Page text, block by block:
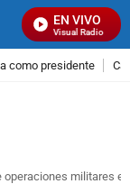
EN VIVO
Señal Visual Radio
como presidente
operaciones militares